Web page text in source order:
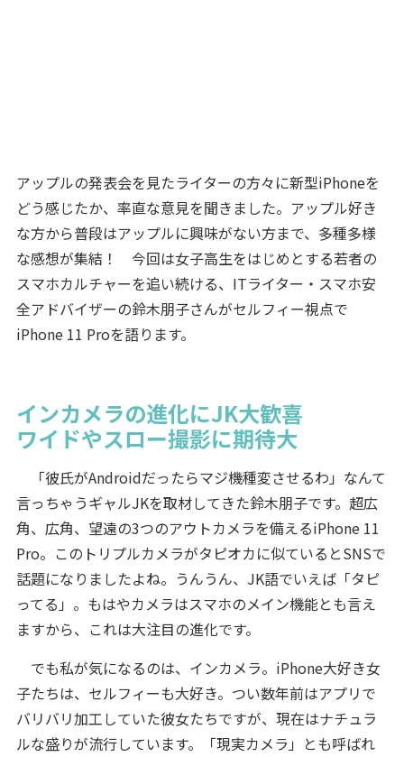
アップルの発表会を見たライターの方々に新型iPhoneを
どう感じたか、率直な意見を聞きました。アップル好き
な方から普段はアップルに興味がない方まで、多種多様
な感想が集結！ 今回は女子高生をはじめとする若者の
スマホカルチャーを追い続ける、ITライター・スマホ安
全アドバイザーの鈴木朋子さんがセルフィー視点で
iPhone 11 Proを語ります。
インカメラの進化にJK大歓喜
ワイドやスロー撮影に期待大
「彼氏がAndroidだったらマジ機種変させるわ」なんて
言っちゃうギャルJKを取材してきた鈴木朋子です。超広
角、広角、望遠の3つのアウトカメラを備えるiPhone 11
Pro。このトリプルカメラがタピオカに似ているとSNSで
話題になりましたよね。うんうん、JK語でいえば「タピ
ってる」。もはやカメラはスマホのメイン機能とも言え
ますから、これは大注目の進化です。
でも私が気になるのは、インカメラ。iPhone大好き女
子たちは、セルフィーも大好き。つい数年前はアプリで
バリバリ加工していた彼女たちですが、現在はナチュラ
ルな盛りが流行しています。「現実カメラ」とも呼ばれ